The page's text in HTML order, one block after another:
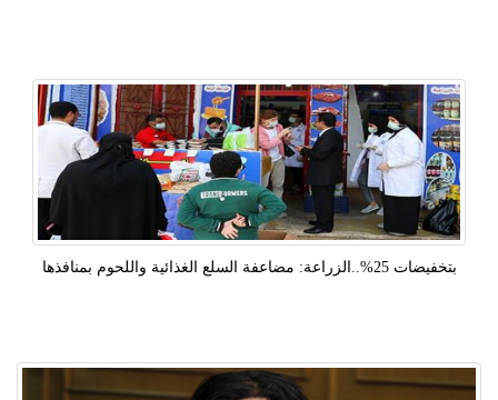
بتخفيضات 25%..الزراعة: مضاعفة السلع الغذائية واللحوم بمنافذها